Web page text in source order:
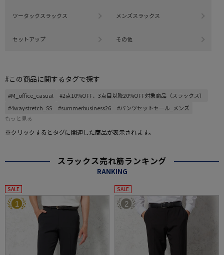
ツータックスラックス メンズスラックス
セットアップ その他
#この商品に関するタグで探す
#M_office_casual
#2点10%OFF、3点目以降20%OFF対象商品（スラックス）
#4waystretch_SS
#summerbusiness26
#パンツセットセール_メンズ
もっと見る
※クリックするとタグに関連した商品が表示されます。
スラックス売れ筋ランキング
RANKING
SALE
1
SALE
2